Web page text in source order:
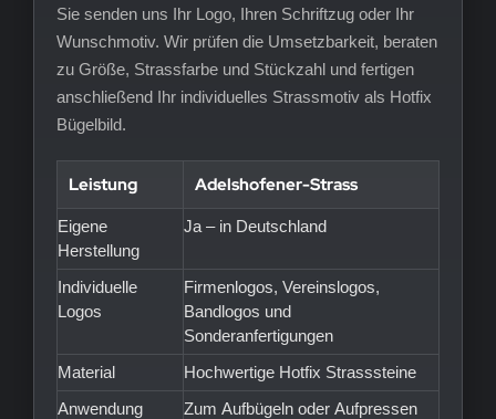
Sie senden uns Ihr Logo, Ihren Schriftzug oder Ihr
Wunschmotiv. Wir prüfen die Umsetzbarkeit, beraten
zu Größe, Strassfarbe und Stückzahl und fertigen
anschließend Ihr individuelles Strassmotiv als Hotfix
Bügelbild.
Leistung Adelshofener-Strass
Eigene
Herstellung
Ja – in Deutschland
Individuelle
Logos
Firmenlogos, Vereinslogos,
Bandlogos und
Sonderanfertigungen
Material
Hochwertige Hotfix Strasssteine
Anwendung
Zum Aufbügeln oder Aufpressen